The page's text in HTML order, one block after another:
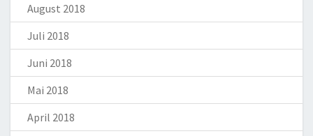
August 2018
Juli 2018
Juni 2018
Mai 2018
April 2018